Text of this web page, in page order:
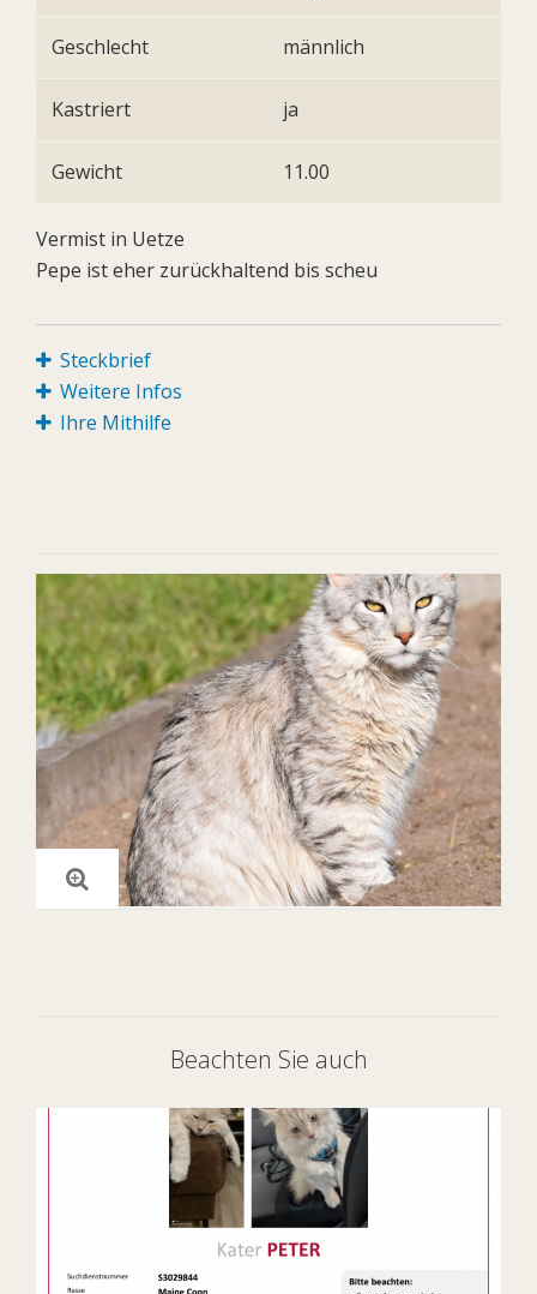
Geschlecht männlich
Kastriert ja
Gewicht 11.00
Vermist in Uetze
Pepe ist eher zurückhaltend bis scheu
Steckbrief
Weitere Infos
Ihre Mithilfe
Beachten Sie auch